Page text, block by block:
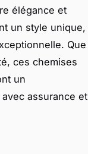
élégance et
un style unique,
Que
ces chemises
un
assurance et